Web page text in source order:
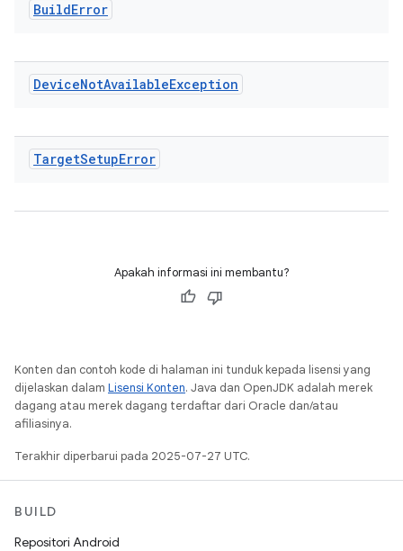
BuildError
DeviceNotAvailableException
TargetSetupError
Apakah informasi ini membantu?
Konten dan contoh kode di halaman ini tunduk kepada lisensi yang
dijelaskan dalam Lisensi Konten. Java dan OpenJDK adalah merek
dagang atau merek dagang terdaftar dari Oracle dan/atau
afiliasinya.
Terakhir diperbarui pada 2025-07-27 UTC.
BUILD
Repositori Android